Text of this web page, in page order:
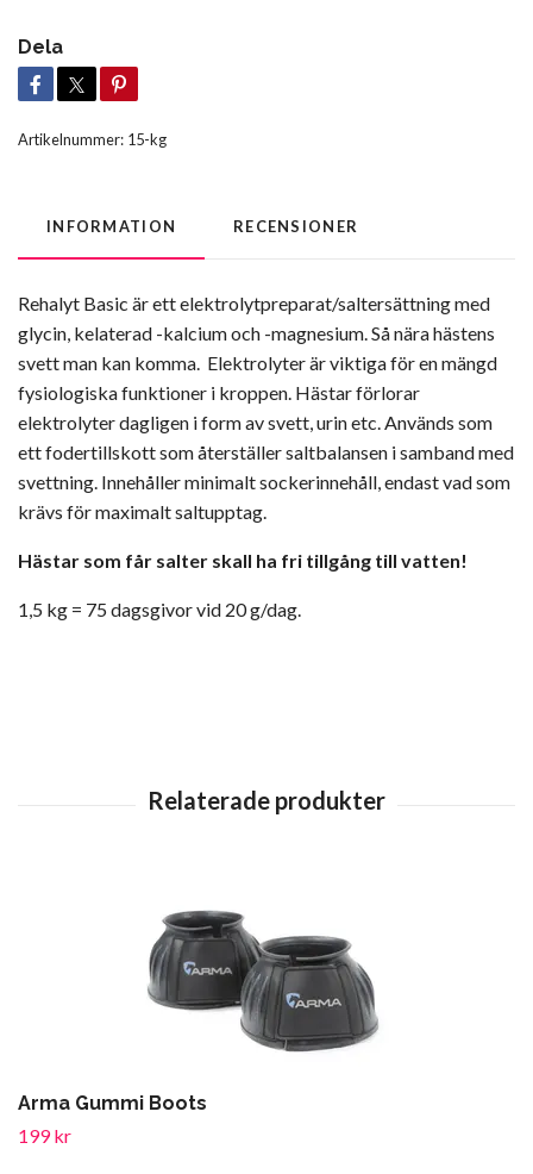
Dela
Artikelnummer: 15-kg
INFORMATION RECENSIONER
Rehalyt Basic är ett elektrolytpreparat/saltersättning med
glycin, kelaterad -kalcium och -magnesium. Så nära hästens
svett man kan komma. Elektrolyter är viktiga för en mängd
fysiologiska funktioner i kroppen. Hästar förlorar
elektrolyter dagligen i form av svett, urin etc. Används som
ett fodertillskott som återställer saltbalansen i samband med
svettning. Innehåller minimalt sockerinnehåll, endast vad som
krävs för maximalt saltupptag.
Hästar som får salter skall ha fri tillgång till vatten!
1,5 kg = 75 dagsgivor vid 20 g/dag.
Arma Gummi Boots
199 kr